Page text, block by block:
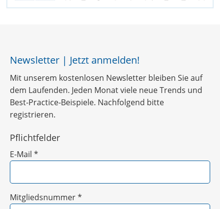
Newsletter | Jetzt anmelden!
Mit unserem kostenlosen Newsletter bleiben Sie auf
dem Laufenden. Jeden Monat viele neue Trends und
Best-Practice-Beispiele. Nachfolgend bitte
registrieren.
Pflichtfelder
E-Mail *
Mitgliedsnummer*